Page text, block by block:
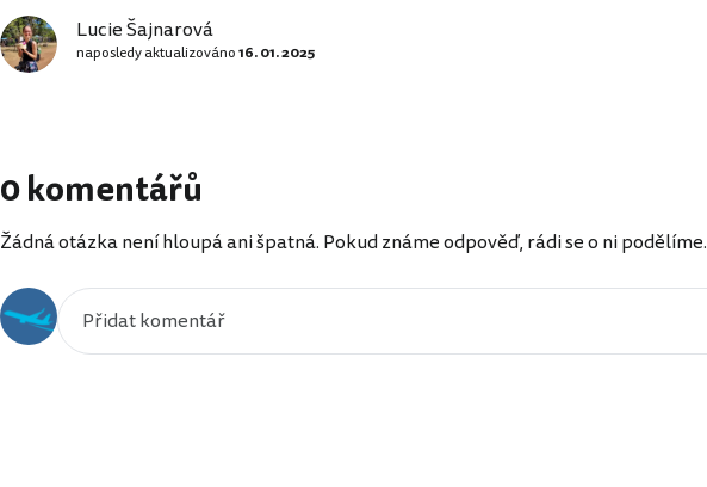
Lucie Šajnarová
naposledy aktualizováno16. 01. 2025
0 komentářů
Žádná otázka není hloupá ani špatná. Pokud známe odpověď, rádi se o ni podělíme.